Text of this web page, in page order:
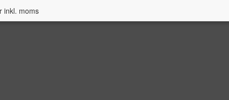
inkl. moms